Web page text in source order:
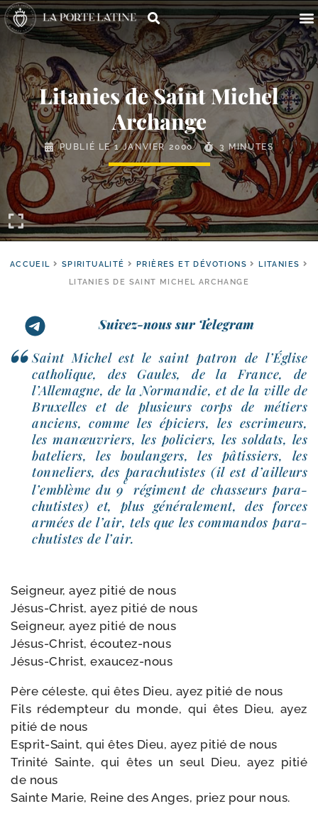
Litanies de Saint Michel
Archange
PUBLIÉ LE1 JANVIER 2000 3 MINUTES
ACCUEIL SPIRITUALITÉ PRIÈRES ET DÉVOTIONS
LITANIES
LITANIES DE SAINT MICHEL ARCHANGE
Suivez-nous sur Telegram
Saint Michel est le saint patron de l’Église
catho­lique, des Gaules, de la France, de
l’Allemagne, de la Normandie, et de la ville de
Bruxelles et de plu­sieurs corps de métiers
anciens, comme les épi­ciers, les escri­meurs,
les manœu­vriers, les poli­ciers, les sol­dats, les
bate­liers, les bou­lan­gers, les pâtis­siers, les
ton­ne­liers, des para­chu­tistes (il est d’ailleurs
l’emblème du 9
e
régi­ment de chas­seurs para­
chu­tistes) et, plus géné­ra­le­ment, des forces
armées de l’air, tels que les com­man­dos para­
chu­tistes de l’air.
Seigneur, ayez pitié de nous
Jésus-​Christ, ayez pitié de nous
Seigneur, ayez pitié de nous
Jésus-​Christ, écoutez-nous
Jésus-​Christ, exaucez-nous
Père céleste, qui êtes Dieu, ayez pitié de nous
Fils rédemp­teur du monde, qui êtes Dieu, ayez
pitié de nous
Esprit-​Saint, qui êtes Dieu, ayez pitié de nous
Trinité Sainte, qui êtes un seul Dieu, ayez pitié
de nous
Sainte Marie, Reine des Anges, priez pour nous.